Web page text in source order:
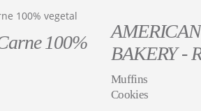
100%
AMERICAN
BAKERY -
Muffins
Cookies